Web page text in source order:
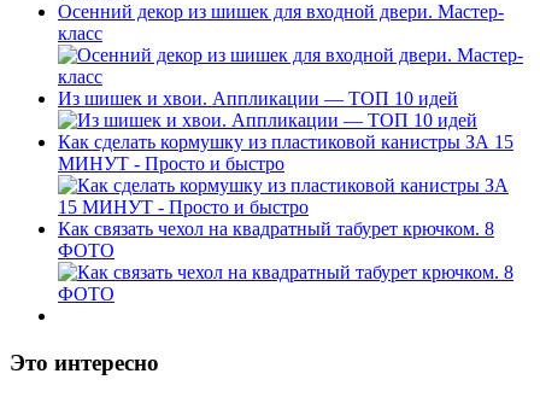
Осенний декор из шишек для входной двери. Мастер-
класс
Из шишек и хвои. Аппликации — ТОП 10 идей
Как сделать кормушку из пластиковой канистры ЗА 15
МИНУТ - Просто и быстро
Как связать чехол на квадратный табурет крючком. 8
ФОТО
Это интересно